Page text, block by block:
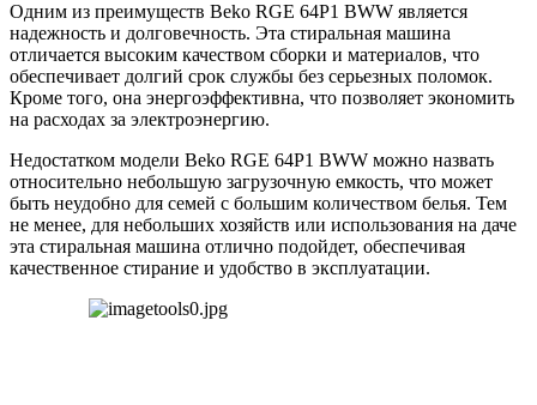
Одним из преимуществ Beko RGE 64P1 BWW является
надежность и долговечность. Эта стиральная машина
отличается высоким качеством сборки и материалов, что
обеспечивает долгий срок службы без серьезных поломок.
Кроме того, она энергоэффективна, что позволяет экономить
на расходах за электроэнергию.
Недостатком модели Beko RGE 64P1 BWW можно назвать
относительно небольшую загрузочную емкость, что может
быть неудобно для семей с большим количеством белья. Тем
не менее, для небольших хозяйств или использования на даче
эта стиральная машина отлично подойдет, обеспечивая
качественное стирание и удобство в эксплуатации.